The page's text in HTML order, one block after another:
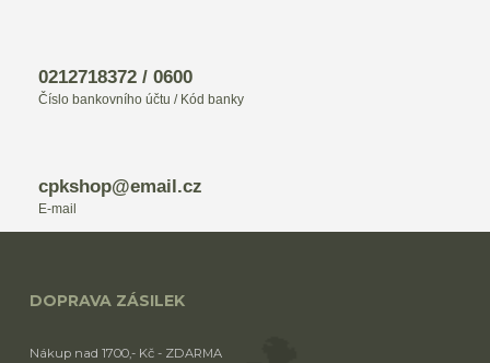
0212718372 / 0600
Číslo bankovního účtu / Kód banky
cpkshop@email.cz
E-mail
DOPRAVA ZÁSILEK
Nákup nad 1700,- Kč - ZDARMA